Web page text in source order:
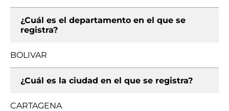
¿Cuál es el departamento en el que se
registra?
BOLIVAR
¿Cuál es la ciudad en el que se registra?
CARTAGENA